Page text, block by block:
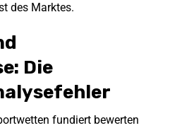
des Marktes.
Die
fundiert bewerten